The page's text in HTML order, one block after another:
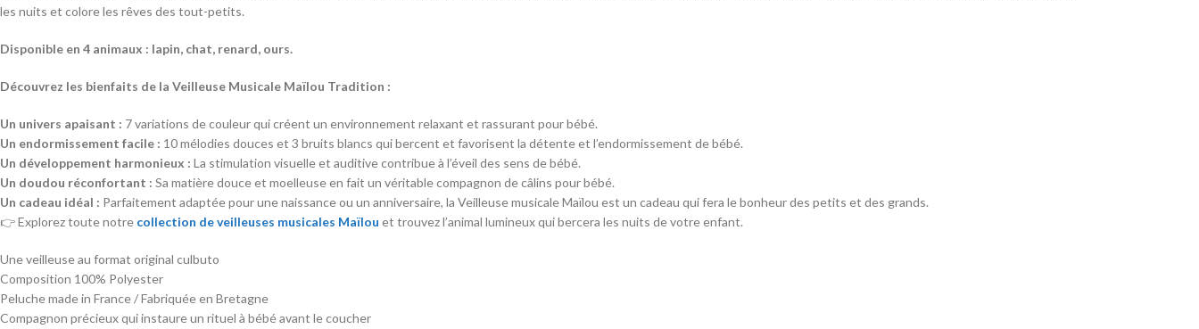
les nuits et colore les rêves des tout-petits.
Disponible en 4 animaux : lapin, chat, renard, ours.
Découvrez les bienfaits de la Veilleuse Musicale Maïlou Tradition :
Un univers apaisant : 7 variations de couleur qui créent un environnement relaxant et rassurant pour bébé.
Un endormissement facile : 10 mélodies douces et 3 bruits blancs qui bercent et favorisent la détente et l’endormissement de bébé.
Un développement harmonieux : La stimulation visuelle et auditive contribue à l’éveil des sens de bébé.
Un doudou réconfortant : Sa matière douce et moelleuse en fait un véritable compagnon de câlins pour bébé.
Un cadeau idéal : Parfaitement adaptée pour une naissance ou un anniversaire, la Veilleuse musicale Maïlou est un cadeau qui fera le bonheur des petits et des grands.
👉 Explorez toute notre collection de veilleuses musicales Maïlou et trouvez l’animal lumineux qui bercera les nuits de votre enfant.
Une veilleuse au format original culbuto
Composition 100% Polyester
Peluche made in France / Fabriquée en Bretagne
Compagnon précieux qui instaure un rituel à bébé avant le coucher